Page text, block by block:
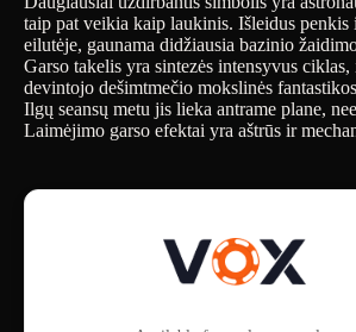
taip pat veikia kaip laukinis. Išleidus penkis
eilutėje, gaunama didžiausia bazinio
Garso takelis yra sintezės intensyvus
devintojo dešimtmečio mokslinės
Ilgų seansų metu jis lieka antrame plane,
Laimėjimo garso efektai yra aštrūs ir